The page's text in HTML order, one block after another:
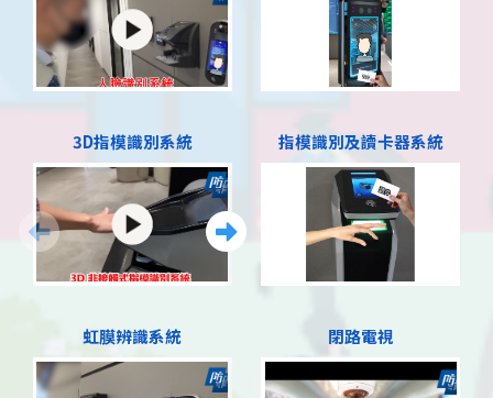
3D指模識別系統 指模識別及讀卡器系統
虹膜辨識系統 閉路電視